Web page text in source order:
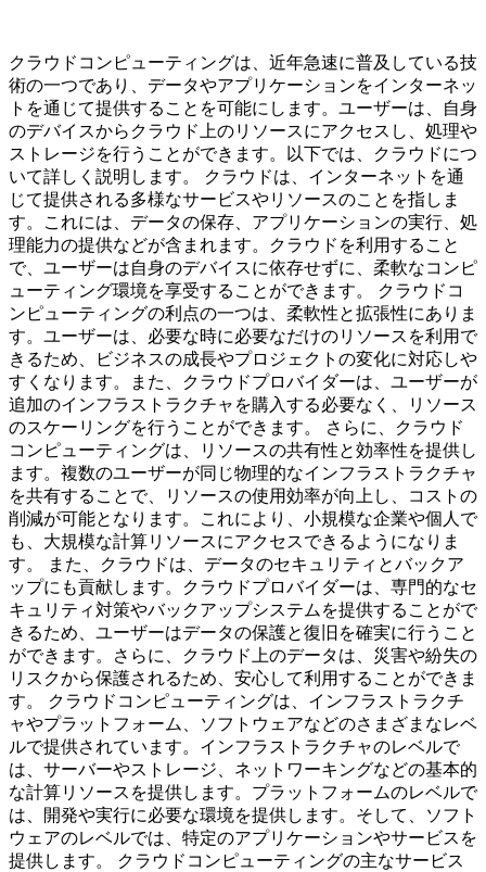
クラウドコンピューティングは、近年急速に普及している技
術の一つであり、データやアプリケーションをインターネッ
トを通じて提供することを可能にします。ユーザーは、自身
のデバイスからクラウド上のリソースにアクセスし、処理や
ストレージを行うことができます。以下では、クラウドにつ
いて詳しく説明します。 クラウドは、インターネットを通
じて提供される多様なサービスやリソースのことを指しま
す。これには、データの保存、アプリケーションの実行、処
理能力の提供などが含まれます。クラウドを利用すること
で、ユーザーは自身のデバイスに依存せずに、柔軟なコンピ
ューティング環境を享受することができます。 クラウドコ
ンピューティングの利点の一つは、柔軟性と拡張性にありま
す。ユーザーは、必要な時に必要なだけのリソースを利用で
きるため、ビジネスの成長やプロジェクトの変化に対応しや
すくなります。また、クラウドプロバイダーは、ユーザーが
追加のインフラストラクチャを購入する必要なく、リソース
のスケーリングを行うことができます。 さらに、クラウド
コンピューティングは、リソースの共有性と効率性を提供し
ます。複数のユーザーが同じ物理的なインフラストラクチャ
を共有することで、リソースの使用効率が向上し、コストの
削減が可能となります。これにより、小規模な企業や個人で
も、大規模な計算リソースにアクセスできるようになりま
す。 また、クラウドは、データのセキュリティとバックア
ップにも貢献します。クラウドプロバイダーは、専門的なセ
キュリティ対策やバックアップシステムを提供することがで
きるため、ユーザーはデータの保護と復旧を確実に行うこと
ができます。さらに、クラウド上のデータは、災害や紛失の
リスクから保護されるため、安心して利用することができま
す。 クラウドコンピューティングは、インフラストラクチ
ャやプラットフォーム、ソフトウェアなどのさまざまなレベ
ルで提供されています。インフラストラクチャのレベルで
は、サーバーやストレージ、ネットワーキングなどの基本的
な計算リソースを提供します。プラットフォームのレベルで
は、開発や実行に必要な環境を提供します。そして、ソフト
ウェアのレベルでは、特定のアプリケーションやサービスを
提供します。 クラウドコンピューティングの主なサービス